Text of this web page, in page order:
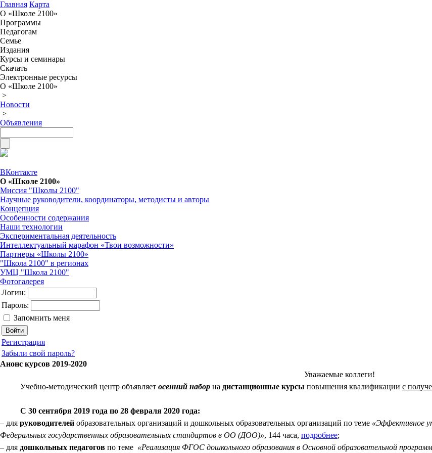
Главная Карта
О «Школе 2100»
Программы
Педагогам
Семье
Издания
Курсы и семинары
Скачать
Электронные ресурсы
О «Школе 2100»
>
Новости
>
Объявления
ВКонтакте
О «Школе 2100»
Миссия "Школы 2100"
Научные руководители, координаторы, методисты и авторы
Концепция
Особенности содержания
Наши технологии
Экспериментальная деятельность
Интеллектуальный марафон «Твои возможности»
Партнеры «Школы 2100»
"Школа 2100" в регионах
УМЦ "Школа 2100"
Фотогалерея
Логин:
Пароль:
Запомнить меня
Регистрация
Забыли свой пароль?
Анонс курсов 2019-2020
Уважаемые коллеги!
Учебно-методический центр объявляет осенний набор на дистанционные курсы повышения квалификации с
С 30 сентября 2019 года по 28 февраля 2020 года:
– для руководителей образовательных организаций и дошкольных образовательных организаций по теме «Эффективное
Федеральных государственных образовательных стандартов в ОО (ДОО)», 144 часа, подробнее;
– для дошкольных педагогов по теме «Реализация ФГОС дошкольного образования в Основной образовательной